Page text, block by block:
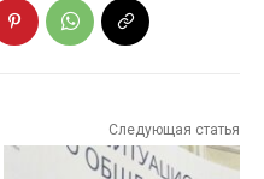
Следующая статья